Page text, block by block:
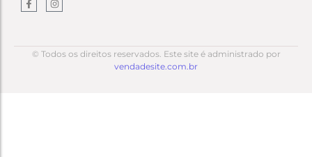
© Todos os direitos reservados. Este site é administrado por
vendadesite.com.br